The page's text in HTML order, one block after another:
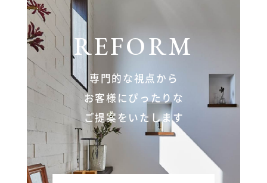
REFORM
専門的な視点から
お客様にぴったりな
ご提案をいたします